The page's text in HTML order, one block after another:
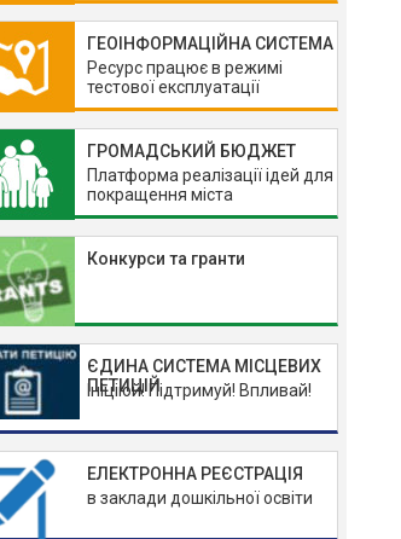
ГЕОІНФОРМАЦІЙНА СИСТЕМА
Ресурс працює в режимі
тестової експлуатації
ГРОМАДСЬКИЙ БЮДЖЕТ
Платформа реалізації ідей для
покращення міста
Конкурси та гранти
ЄДИНА СИСТЕМА МІСЦЕВИХ
ПЕТИЦІЙ
Ініціюй! Підтримуй! Впливай!
ЕЛЕКТРОННА РЕЄСТРАЦІЯ
в заклади дошкільної освіти